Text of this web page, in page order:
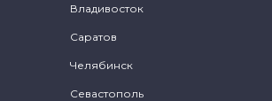
Владивосток
Саратов
Челябинск
Севастополь